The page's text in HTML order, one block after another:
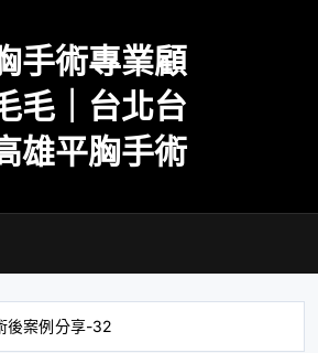
手術專業顧
毛｜台北台
雄平胸手術
後案例分享-32